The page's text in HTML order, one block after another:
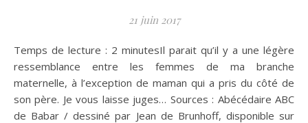
21 juin 2017
Temps de lecture : 2 minutesIl parait qu’il y a une légère
ressemblance entre les femmes de ma branche
maternelle, à l’exception de maman qui a pris du côté de
son père. Je vous laisse juges… Sources : Abécédaire ABC
de Babar / dessiné par Jean de Brunhoff, disponible sur